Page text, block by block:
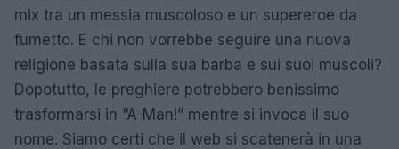
mix tra un messia muscoloso e un supereroe da
fumetto. E chi non vorrebbe seguire una nuova
religione basata sulla sua barba e sui suoi muscoli?
Dopotutto, le preghiere potrebbero benissimo
trasformarsi in “A-Man!” mentre si invoca il suo
nome. Siamo certi che il web si scatenerà in una